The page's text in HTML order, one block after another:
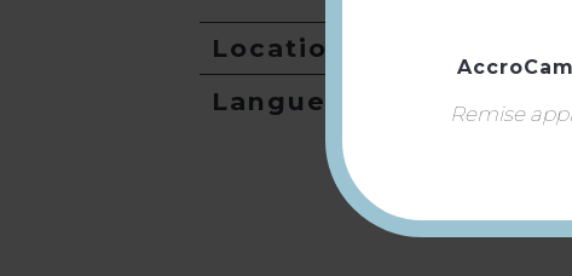
Location de salles
Langues
Remise